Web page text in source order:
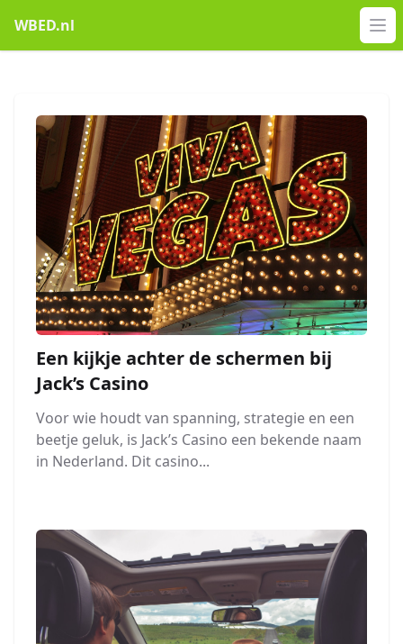
WBED.nl
Een kijkje achter de schermen bij
Jack’s Casino
Voor wie houdt van spanning, strategie en een
beetje geluk, is Jack’s Casino een bekende naam
in Nederland. Dit casino...